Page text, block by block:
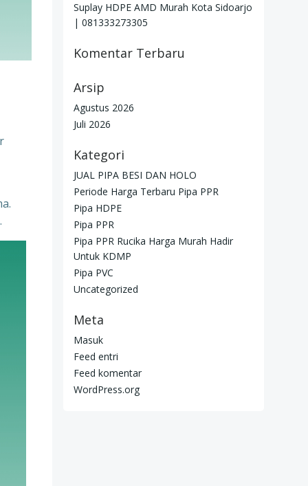
Suplay HDPE AMD Murah Kota Sidoarjo
| 081333273305
Komentar Terbaru
Arsip
Agustus 2026
Juli 2026
Kategori
JUAL PIPA BESI DAN HOLO
Periode Harga Terbaru Pipa PPR
Pipa HDPE
Pipa PPR
Pipa PPR Rucika Harga Murah Hadir
Untuk KDMP
Pipa PVC
Uncategorized
Meta
Masuk
Feed entri
Feed komentar
WordPress.org